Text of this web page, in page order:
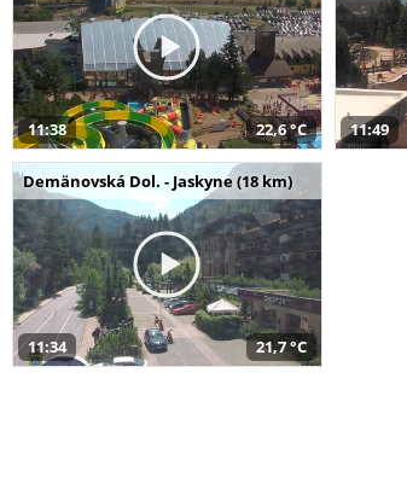
11:38 22,6 °C 11:49
Demänovská Dol. - Jaskyne (18 km)
11:34 21,7 °C